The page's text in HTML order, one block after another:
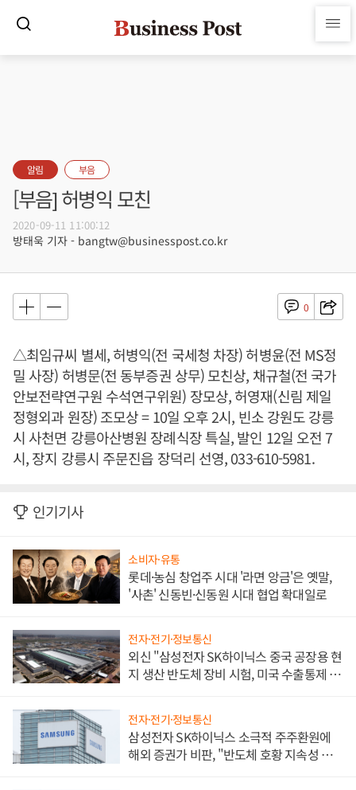
알림 부음
[부음] 허병익 모친
2020-09-11 11:00:12
방태욱 기자 - bangtw@businesspost.co.kr
0
△최임규씨 별세, 허병익(전 국세청 차장) 허병윤(전 MS정
밀 사장) 허병문(전 동부증권 상무) 모친상, 채규철(전 국가
안보전략연구원 수석연구위원) 장모상, 허영재(신림 제일
정형외과 원장) 조모상 = 10일 오후 2시, 빈소 강원도 강릉
시 사천면 강릉아산병원 장례식장 특실, 발인 12일 오전 7
시, 장지 강릉시 주문진읍 장덕리 선영, 033-610-5981.
인기기사
소비자·유통
롯데·농심 창업주 시대 '라면 앙금'은 옛말,
'사촌' 신동빈·신동원 시대 협업 확대일로
전자·전기·정보통신
외신 "삼성전자 SK하이닉스 중국 공장용 현
지 생산 반도체 장비 시험, 미국 수출통제 대
전자·전기·정보통신
삼성전자 SK하이닉스 소극적 주주환원에
해외 증권가 비판, "반도체 호황 지속성 의